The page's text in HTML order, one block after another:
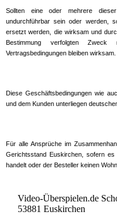
Sollten eine oder mehrere dieser
undurchführbar sein oder werden,
ersetzt werden, die wirksam und
Bestimmung verfolgten
Vertragsbedingungen bleiben wirksam.
Diese Geschäftsbedingungen wie
und dem Kunden unterliegen
Für alle Ansprüche im
Gerichtsstand Euskirchen, sofern
handelt oder der Besteller keinen
Video-Überspielen.de
53881 Euskirchen